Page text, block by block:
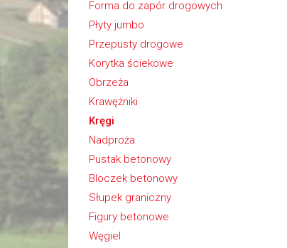
Forma do zapór drogowych
Płyty jumbo
Przepusty drogowe
Korytka ściekowe
Obrzeża
Krawężniki
Kręgi
Nadproża
Pustak betonowy
Bloczek betonowy
Słupek graniczny
Figury betonowe
Węgiel